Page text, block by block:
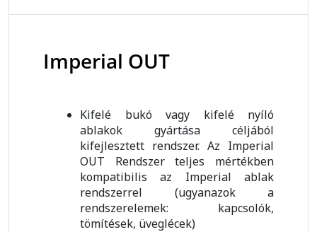
Imperial OUT
Kifelé bukó vagy kifelé nyíló
ablakok gyártása céljából
kifejlesztett rendszer. Az Imperial
OUT Rendszer teljes mértékben
kompatibilis az Imperial ablak
rendszerrel (ugyanazok a
rendszerelemek: kapcsolók,
tömítések, üveglécek)